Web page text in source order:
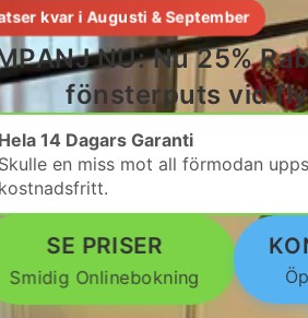
kvar i Augusti & September
NU: Nu 25%
fönsterputs vid
Hela 14 Dagars Garanti
Skulle en miss mot all förmodan
kostnadsfritt.
SE PRISER
Smidig Onlinebokning